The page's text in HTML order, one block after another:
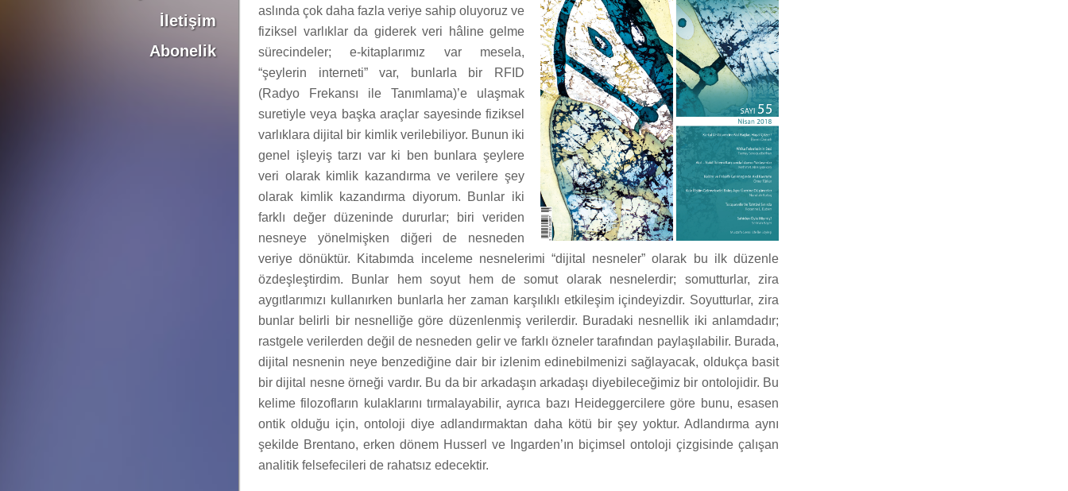
İletişim
Abonelik
aslında çok daha fazla veriye sahip oluyoruz ve
fiziksel varlıklar da giderek veri hâline gelme
sürecindeler; e-kitaplarımız var mesela,
“şeylerin interneti” var, bunlarla bir RFID
(Radyo Frekansı ile Tanımlama)’e ulaşmak
suretiyle veya başka araçlar sayesinde fiziksel
varlıklara dijital bir kimlik verilebiliyor. Bunun iki
genel işleyiş tarzı var ki ben bunlara şeylere
veri olarak kimlik kazandırma ve verilere şey
olarak kimlik kazandırma diyorum. Bunlar iki
farklı değer düzeninde dururlar; biri veriden
nesneye yönelmişken diğeri de nesneden
veriye dönüktür. Kitabımda inceleme nesnelerimi “dijital nesneler” olarak bu ilk düzenle
özdeşleştirdim. Bunlar hem soyut hem de somut olarak nesnelerdir; somutturlar, zira
aygıtlarımızı kullanırken bunlarla her zaman karşılıklı etkileşim içindeyizdir. Soyutturlar, zira
bunlar belirli bir nesnelliğe göre düzenlenmiş verilerdir. Buradaki nesnellik iki anlamdadır;
rastgele verilerden değil de nesneden gelir ve farklı özneler tarafından paylaşılabilir. Burada,
dijital nesnenin neye benzediğine dair bir izlenim edinebilmenizi sağlayacak, oldukça basit
bir dijital nesne örneği vardır. Bu da bir arkadaşın arkadaşı diyebileceğimiz bir ontolojidir. Bu
kelime filozofların kulaklarını tırmalayabilir, ayrıca bazı Heideggercilere göre bunu, esasen
ontik olduğu için, ontoloji diye adlandırmaktan daha kötü bir şey yoktur. Adlandırma aynı
şekilde Brentano, erken dönem Husserl ve Ingarden’ın biçimsel ontoloji çizgisinde çalışan
analitik felsefecileri de rahatsız edecektir.